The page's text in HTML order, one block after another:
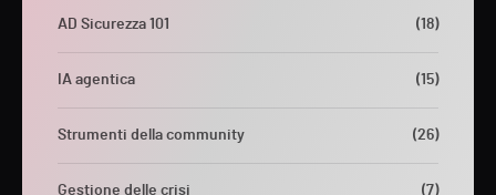
AD Sicurezza 101 (18)
IA agentica (15)
Strumenti della community (26)
Gestione delle crisi (7)